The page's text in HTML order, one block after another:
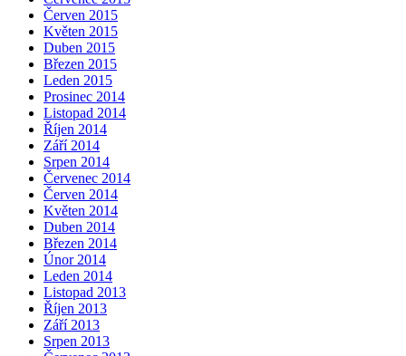
Červen 2015
Květen 2015
Duben 2015
Březen 2015
Leden 2015
Prosinec 2014
Listopad 2014
Říjen 2014
Září 2014
Srpen 2014
Červenec 2014
Červen 2014
Květen 2014
Duben 2014
Březen 2014
Únor 2014
Leden 2014
Listopad 2013
Říjen 2013
Září 2013
Srpen 2013